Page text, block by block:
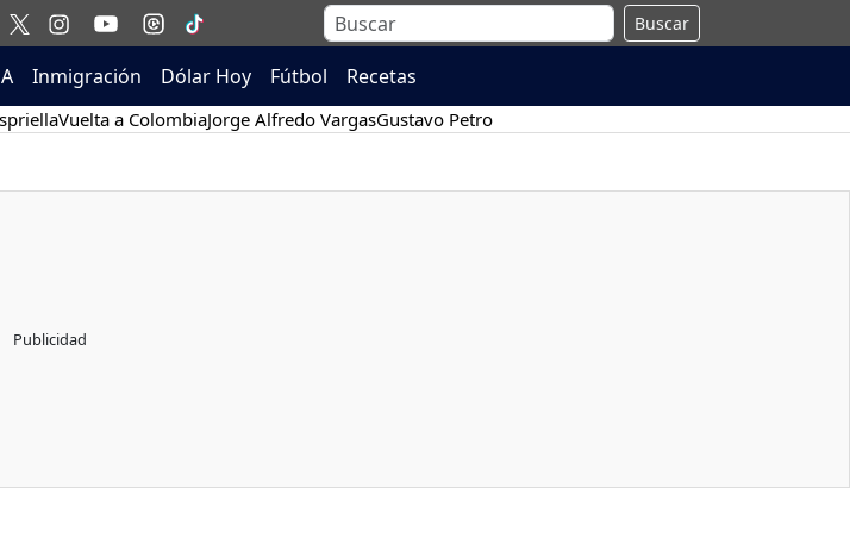
Buscar
Inmigración Dólar Hoy Fútbol Recetas
Vuelta a ColombiaJorge Alfredo VargasGustavo Petro